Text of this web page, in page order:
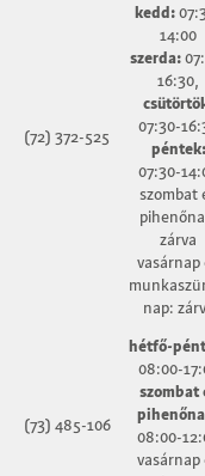
(72) 372-525
kedd:
14:00
szerda:
16:30,
07:30-
péntek:
07:30-
szombat
zárva
vasárnap
nap:
(73) 485-106
hétfő-
08:00-
szombat
08:00-
vasárnap